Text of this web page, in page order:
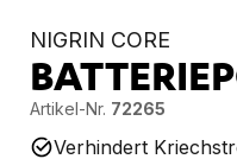
NIGRIN CORE
Artikel-Nr. 72265
Verhindert